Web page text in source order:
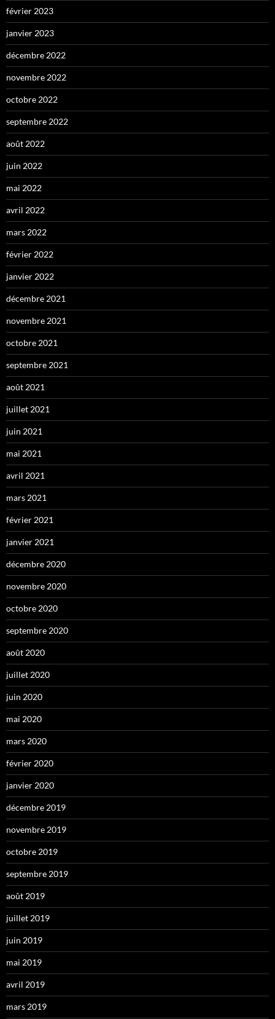
février 2023
janvier 2023
décembre 2022
novembre 2022
octobre 2022
septembre 2022
août 2022
juin 2022
mai 2022
avril 2022
mars 2022
février 2022
janvier 2022
décembre 2021
novembre 2021
octobre 2021
septembre 2021
août 2021
juillet 2021
juin 2021
mai 2021
avril 2021
mars 2021
février 2021
janvier 2021
décembre 2020
novembre 2020
octobre 2020
septembre 2020
août 2020
juillet 2020
juin 2020
mai 2020
mars 2020
février 2020
janvier 2020
décembre 2019
novembre 2019
octobre 2019
septembre 2019
août 2019
juillet 2019
juin 2019
mai 2019
avril 2019
mars 2019